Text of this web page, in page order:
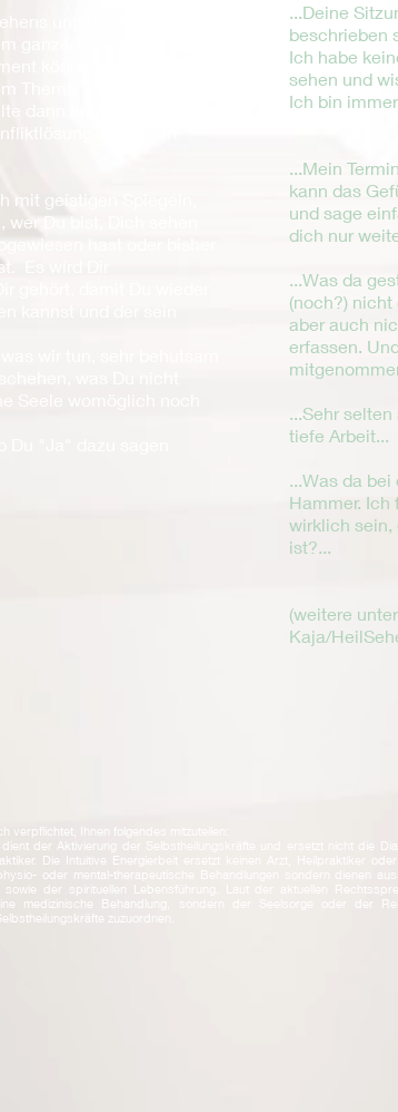
...Deine
beschrieben
Ich habe
sehen und
Ich bin
...Mein
kann das
und sage
dich nur
...Was da
(noch?)
aber auch
erfassen.
...Sehr
tiefe Arbeit...
...Was da
Hammer.
wirklich sein,
ist?...
(weitere unter
Kaja/
und des Fühlens wird
ganzen Wesen zu
können auch alle
Thema zu tun haben,
dann Impulse oder auch
beitragen
mit geistigen Spiegeln,
Du bist, Dich sehen
hast oder bisher
Es wird Dir
gehört, damit Du wieder
kannst und der sein
wir tun, sehr behutsam
was Du nicht
verpflichtet, Ihnen folgendes mitzuteilen:
dient der Aktivierung der Selbstheilungskräfte und ersetzt nicht die
Die Intuitive Energierbeit ersetzt keinen Arzt, Heilpraktiker
oder mental-therapeutische Behandlungen sondern dienen
sowie der spirituellen Lebensführung. Laut der aktuellen
medizinische Behandlung, sondern der Seelsorge oder der
zuzuordnen.